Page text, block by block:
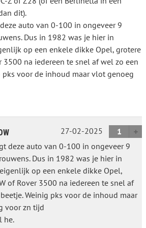
dit).
auto van 0-100 in ongeveer 9
Dus in 1982 was je hier in
op een enkele dikke Opel, grotere
3500 na iedereen te snel af wel zo een
pks voor de inhoud maar vlot genoeg
27-02-2025
1
deze auto van 0-100 in ongeveer 9
Dus in 1982 was je hier in
op een enkele dikke Opel,
of Rover 3500 na iedereen te snel af
Weinig pks voor de inhoud maar
voor zn tijd
he.